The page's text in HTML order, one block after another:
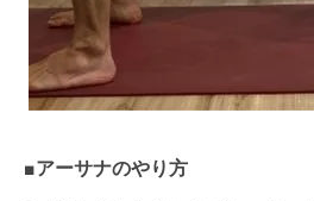
■アーサナのやり方